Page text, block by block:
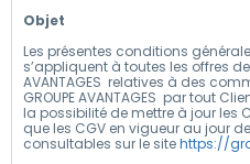
Objet
Les présentes conditions
s’appliquent à toutes les offres de
AVANTAGES relatives à des
GROUPE AVANTAGES par tout
la possibilité de mettre à jour les
que les CGV en vigueur au jour
consultables sur le sitehttps://